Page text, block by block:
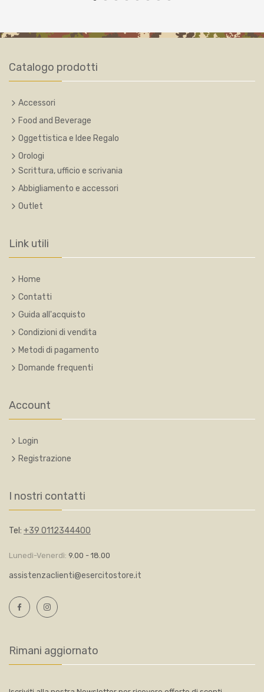
Catalogo prodotti
Accessori
Food and Beverage
Oggettistica e Idee Regalo
Orologi
Scrittura, ufficio e scrivania
Abbigliamento e accessori
Outlet
Link utili
Home
Contatti
Guida all'acquisto
Condizioni di vendita
Metodi di pagamento
Domande frequenti
Account
Login
Registrazione
I nostri contatti
Tel: +39 0112344400
Lunedì-Venerdì: 9.00 - 18.00
assistenzaclienti@esercitostore.it
Rimani aggiornato